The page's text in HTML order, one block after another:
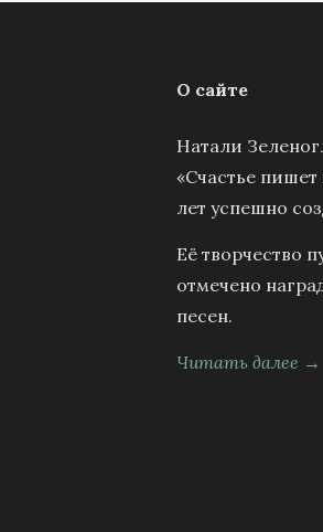
О сайте
Натали
«Счастье пишет
лет успешно
Её творчество
отмечено
песен.
Читать далее →